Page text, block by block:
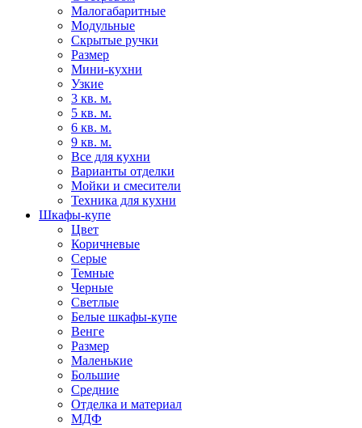
Малогабаритные
Модульные
Скрытые ручки
Размер
Мини-кухни
Узкие
3 кв. м.
5 кв. м.
6 кв. м.
9 кв. м.
Все для кухни
Варианты отделки
Мойки и смесители
Техника для кухни
Шкафы-купе
Цвет
Коричневые
Серые
Темные
Черные
Светлые
Белые шкафы-купе
Венге
Размер
Маленькие
Большие
Средние
Отделка и материал
МДФ